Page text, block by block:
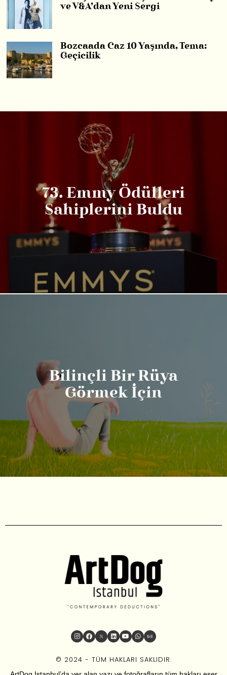
ve V&A’dan Yeni Sergi
Bozcaada Caz 10 Yaşında, Tema:
Geçicilik
73. Emmy Ödülleri
Sahiplerini Buldu
Bilinçli Bir Rüya
Görmek İçin
© 2024 - TÜM HAKLARI SAKLIDIR.